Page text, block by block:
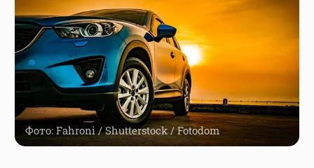
Фото: Fahroni / Shutterstock / Fotodom